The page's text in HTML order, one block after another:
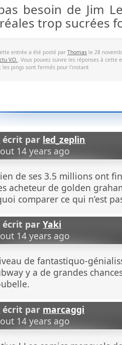
besoin de Jim
trop sucrées
entrée a été posté par Thomas le 28
V.O.. Vous pouvez suivre les réponses à cette
les pings sont fermés pour l'instant
écrit par led_zeplin
14 years ago
de ses 3.5 millions ont
acheteur de golden
comparer ce qui n’est
écrit parYaki
14 years ago
de fantastiquo-
y a de grandes
écrit par marcaggi
14 years ago